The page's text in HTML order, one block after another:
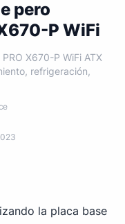
pero
P WiFi
X670-P WiFi ATX
refrigeración,
la placa base